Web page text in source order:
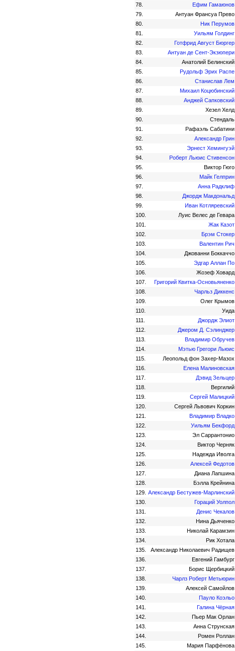
78.
Ефим Гамаюнов
79.
Антуан Франсуа Прево
80.
Ник Перумов
81.
Уильям Голдинг
82.
Готфрид Август Бюргер
83.
Антуан де Сент-Экзюпери
84.
Анатолий Белинский
85.
Рудольф Эрих Распе
86.
Станислав Лем
87.
Михаил Коцюбинский
88.
Анджей Сапковский
89.
Хезел Хелд
90.
Стендаль
91.
Рафаэль Сабатини
92.
Александр Грин
93.
Эрнест Хемингуэй
94.
Роберт Льюис Стивенсон
95.
Виктор Гюго
96.
Майк Гелприн
97.
Анна Радклиф
98.
Джордж Макдональд
99.
Иван Котляревский
100.
Луис Велес де Гевара
101.
Жак Казот
102.
Брэм Стокер
103.
Валентин Рич
104.
Джованни Боккаччо
105.
Эдгар Аллан По
106.
Жозеф Ховард
107.
Григорий Квитка-Основьяненко
108.
Чарльз Диккенс
109.
Олег Крымов
110.
Уида
111.
Джордж Элиот
112.
Джером Д. Сэлинджер
113.
Владимир Обручев
114.
Мэтью Грегори Льюис
115.
Леопольд фон Захер-Мазох
116.
Елена Малиновская
117.
Дэвид Зельцер
118.
Вергилий
119.
Сергей Малицкий
120.
Сергей Львович Коркин
121.
Владимир Владко
122.
Уильям Бекфорд
123.
Эл Саррантонио
124.
Виктор Черняк
125.
Надежда Иволга
126.
Алексей Федотов
127.
Диана Лапшина
128.
Бэлла Крейнина
129. Александр Бестужев-Марлинский
130.
Гораций Уолпол
131.
Денис Чекалов
132.
Нина Дьяченко
133.
Николай Карамзин
134.
Рик Хотала
135.
Александр Николаевич Радищев
136.
Евгений Гамбург
137.
Борис Щербицкий
138.
Чарлз Роберт Метьюрин
139.
Алексей Самойлов
140.
Пауло Коэльо
141.
Галина Чёрная
142.
Пьер Мак Орлан
143.
Анна Струнская
144.
Ромен Роллан
145.
Мария Парфёнова